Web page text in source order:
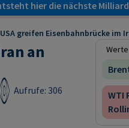
hier die nächste
greifen Eisenbahnbrücke im
an
Aufrufe: 306
WTI